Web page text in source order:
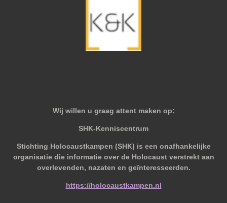
Wij willen u graag attent maken op:
SHK-Kenniscentrum
Stichting Holocaustkampen (SHK) is een onafhankelijke
organisatie die informatie over de Holocaust verstrekt aan
overlevenden, nazaten en geïnteresseerden.
https://holocaustkampen.nl